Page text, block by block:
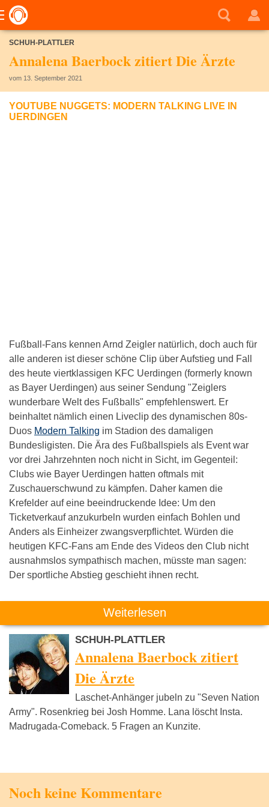
SCHUH-PLATTLER
Annalena Baerbock zitiert Die Ärzte
vom 13. September 2021
YOUTUBE NUGGETS: MODERN TALKING LIVE IN
UERDINGEN
Fußball-Fans kennen Arnd Zeigler natürlich, doch auch für
alle anderen ist dieser schöne Clip über Aufstieg und Fall
des heute viertklassigen KFC Uerdingen (formerly known
as Bayer Uerdingen) aus seiner Sendung "Zeiglers
wunderbare Welt des Fußballs" empfehlenswert. Er
beinhaltet nämlich einen Liveclip des dynamischen 80s-
Duos Modern Talking im Stadion des damaligen
Bundesligisten. Die Ära des Fußballspiels als Event war
vor drei Jahrzehnten noch nicht in Sicht, im Gegenteil:
Clubs wie Bayer Uerdingen hatten oftmals mit
Zuschauerschwund zu kämpfen. Daher kamen die
Krefelder auf eine beeindruckende Idee: Um den
Ticketverkauf anzukurbeln wurden einfach Bohlen und
Anders als Einheizer zwangsverpflichtet. Würden die
heutigen KFC-Fans am Ende des Videos den Club nicht
ausnahmslos sympathisch machen, müsste man sagen:
Der sportliche Abstieg geschieht ihnen recht.
Weiterlesen
SCHUH-PLATTLER
Annalena Baerbock zitiert
Die Ärzte
Laschet-Anhänger jubeln zu "Seven Nation
Army". Rosenkrieg bei Josh Homme. Lana löscht Insta.
Madrugada-Comeback. 5 Fragen an Kunzite.
Noch keine Kommentare